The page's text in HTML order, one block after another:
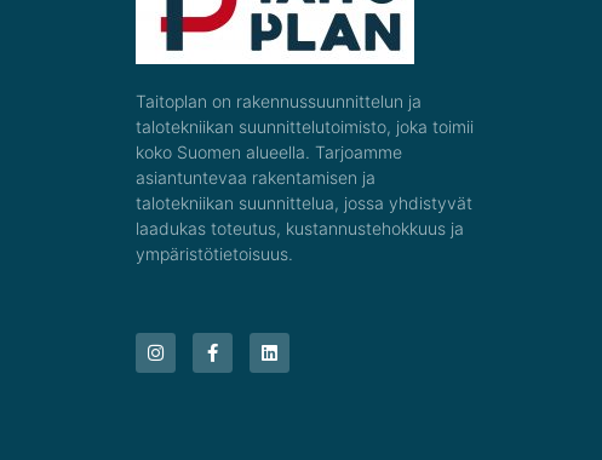
Taitoplan on rakennussuunnittelun ja
talotekniikan suunnittelutoimisto, joka toimii
koko Suomen alueella. Tarjoamme
asiantuntevaa rakentamisen ja
talotekniikan suunnittelua, jossa yhdistyvät
laadukas toteutus, kustannustehokkuus ja
ympäristötietoisuus.